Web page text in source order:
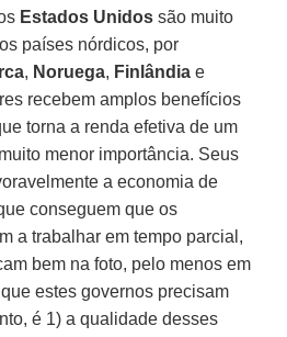
Estados Unidos são muito
países nórdicos, por
, Noruega, Finlândia e
recebem amplos benefícios
torna a renda efetiva de um
menor importância. Seus
a economia de
conseguem que os
a trabalhar em tempo parcial,
bem na foto, pelo menos em
estes governos precisam
é 1) a qualidade desses